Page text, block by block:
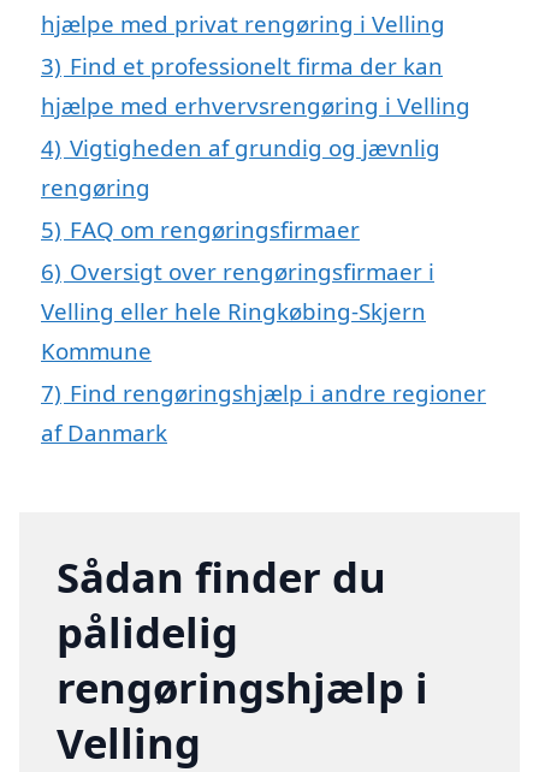
hjælpe med privat rengøring i Velling
3) Find et professionelt firma der kan
hjælpe med erhvervsrengøring i Velling
4) Vigtigheden af grundig og jævnlig
rengøring
5) FAQ om rengøringsfirmaer
6) Oversigt over rengøringsfirmaer i
Velling eller hele Ringkøbing-Skjern
Kommune
7) Find rengøringshjælp i andre regioner
af Danmark
Sådan finder du
pålidelig
rengøringshjælp i
Velling